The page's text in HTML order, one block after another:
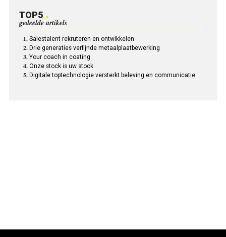
TOP5
gedeelde artikels
Salestalent rekruteren en ontwikkelen
Drie generaties verfijnde metaalplaatbewerking
Your coach in coating
Onze stock is uw stock
Digitale toptechnologie versterkt beleving en communicatie